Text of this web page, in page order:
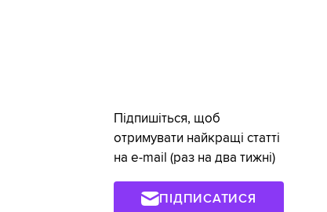
Підпишіться, щоб
отримувати найкращі статті
на e-mail (раз на два тижні)
ПІДПИСАТИСЯ